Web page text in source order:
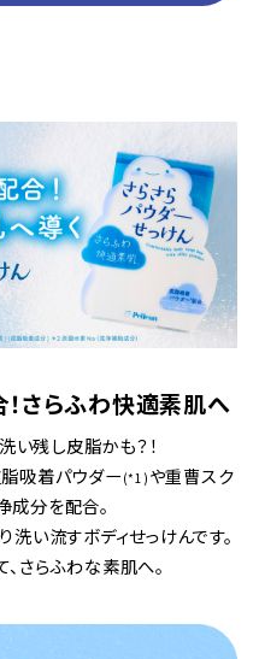
！さらふわ快適素肌へ
い残し皮脂かも？！
脂吸着パウダー (*1) や重曹スク
成分を配合。
洗い流すボディせっけんです。
さらふわな素肌へ。